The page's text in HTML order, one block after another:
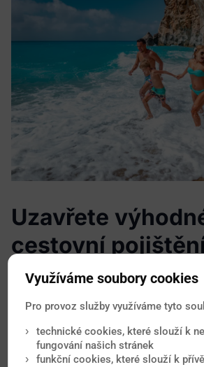
Uzavřete
cestovní
slevou 20%)
služba ERGO Cestovní je Vám
Jejich cestovní pojištění
Využíváme soubory cookies
Pro provoz služby využíváme tyto
technické cookies, které slouží k
fungování našich stránek
funkční cookies, které slouží k